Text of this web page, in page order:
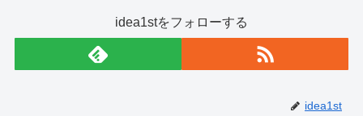
idea1stをフォローする
idea1st